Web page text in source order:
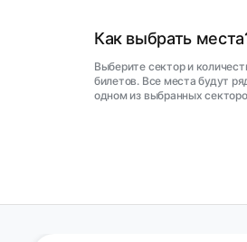
Как выбрать
Выберите сектор и
билетов. Все места будут
одном из выбранных